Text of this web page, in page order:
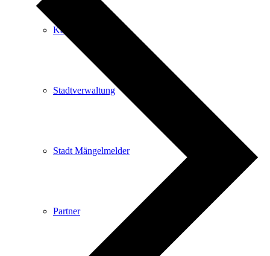
Kartenvorverkauf
Stadtverwaltung
Stadt Mängelmelder
Partner